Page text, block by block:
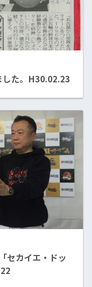
した。H30.02.23
セカイエ・ドッ